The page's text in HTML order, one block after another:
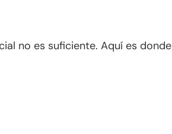
no es suficiente. Aquí es donde